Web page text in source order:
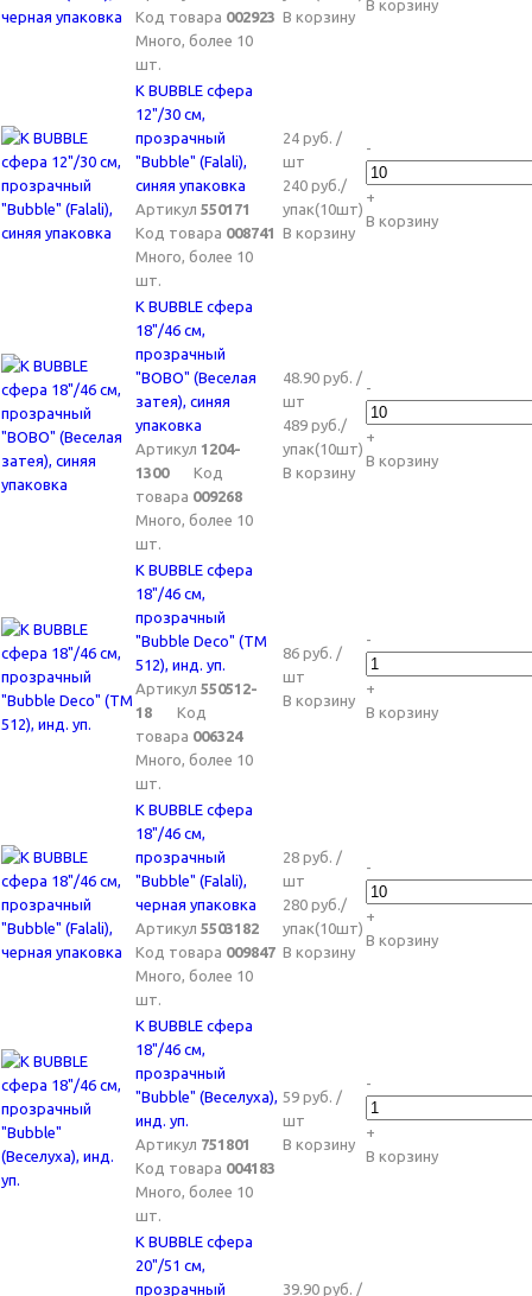
Код товара 002923
Много, более 10
шт.
В корзину
В корзину
K BUBBLE сфера
12"/30 см,
прозрачный
"Bubble" (Falali),
синяя упаковка
Артикул 550171
Код товара 008741
Много, более 10
шт.
24 руб. /
шт
240 руб./
упак(10шт)
В корзину
-
+
В корзину
K BUBBLE сфера
18"/46 см,
прозрачный
"BOBO" (Веселая
затея), синяя
упаковка
Артикул 1204-
1300Код
товара 009268
Много, более 10
шт.
48.90 руб. /
шт
489 руб./
упак(10шт)
В корзину
-
+
В корзину
K BUBBLE сфера
18"/46 см,
прозрачный
"Bubble Deco" (ТМ
512), инд. уп.
Артикул 550512-
18 Код
товара 006324
Много, более 10
шт.
86 руб. /
шт
В корзину
-
+
В корзину
K BUBBLE сфера
18"/46 см,
прозрачный
"Bubble" (Falali),
черная упаковка
Артикул 5503182
Код товара 009847
Много, более 10
шт.
28 руб. /
шт
280 руб./
упак(10шт)
В корзину
-
+
В корзину
K BUBBLE сфера
18"/46 см,
прозрачный
"Bubble" (Веселуха),
инд. уп.
Артикул 751801
Код товара 004183
Много, более 10
шт.
59 руб. /
шт
В корзину
-
+
В корзину
K BUBBLE сфера
20"/51 см,
прозрачный
39.90 руб. /